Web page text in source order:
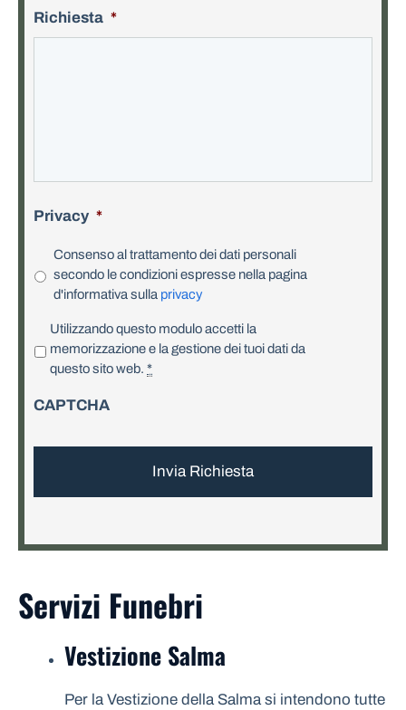
Richiesta *
Privacy *
Consenso al trattamento dei dati personali
secondo le condizioni espresse nella pagina
d'informativa sulla privacy
r
a
y
Utilizzando questo modulo accetti la
memorizzazione e la gestione dei tuoi dati da
questo sito web. *
CAPTCHA
Servizi Funebri
Vestizione Salma
Per la Vestizione della Salma si intendono tutte